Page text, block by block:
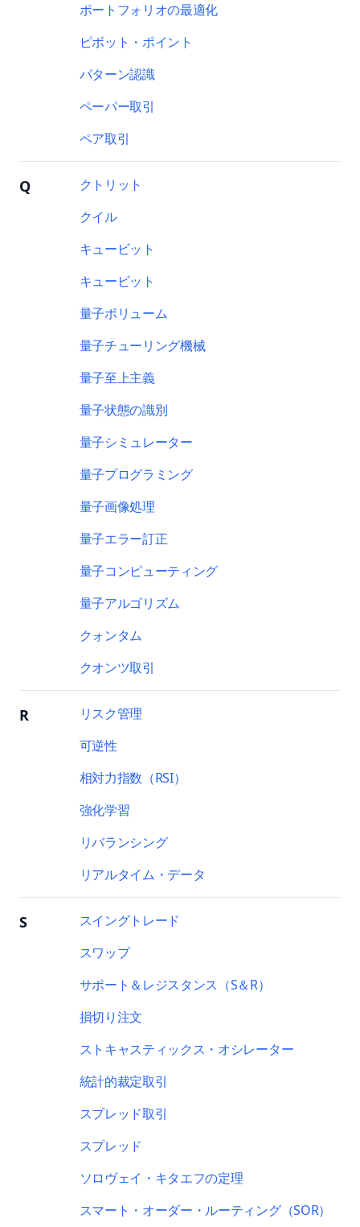
ポートフォリオの最適化
ピボット・ポイント
パターン認識
ペーパー取引
ペア取引
Q
クトリット
クイル
キュービット
キュービット
量子ボリューム
量子チューリング機械
量子至上主義
量子状態の識別
量子シミュレーター
量子プログラミング
量子画像処理
量子エラー訂正
量子コンピューティング
量子アルゴリズム
クォンタム
クオンツ取引
R
リスク管理
可逆性
相対力指数（RSI）
強化学習
リバランシング
リアルタイム・データ
S
スイングトレード
スワップ
サポート＆レジスタンス（S＆R）
損切り注文
ストキャスティックス・オシレーター
統計的裁定取引
スプレッド取引
スプレッド
ソロヴェイ・キタエフの定理
スマート・オーダー・ルーティング（SOR）